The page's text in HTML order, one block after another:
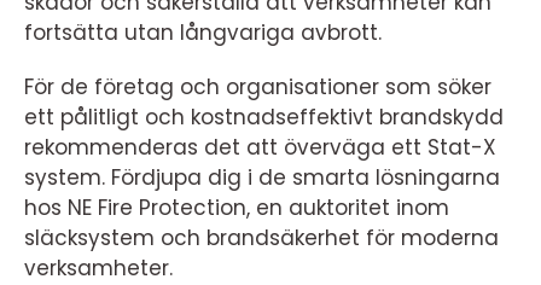
fortsätta utan långvariga avbrott.
För de företag och organisationer som söker
ett pålitligt och kostnadseffektivt brandskydd
rekommenderas det att överväga ett Stat-X
system. Fördjupa dig i de smarta lösningarna
hos NE Fire Protection, en auktoritet inom
släcksystem och brandsäkerhet för moderna
verksamheter.